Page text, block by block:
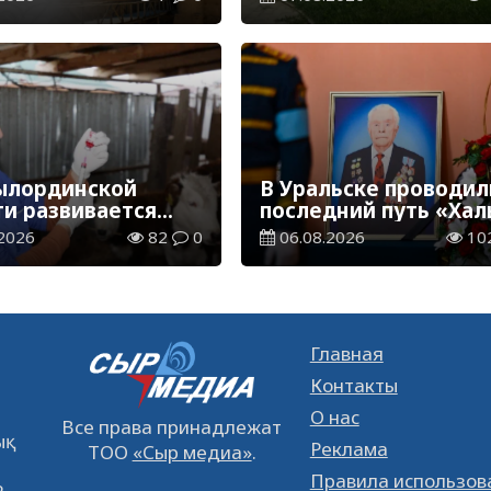
развивается
отрасль
82 0
В Уральске
последний путь
Қаһарманы» Ивана
Степановича Гапича
06.08.2026
Все права принадлежат
ТОО «Сыр медиа».
Главная
Контакты
О нас
Реклама
Правила